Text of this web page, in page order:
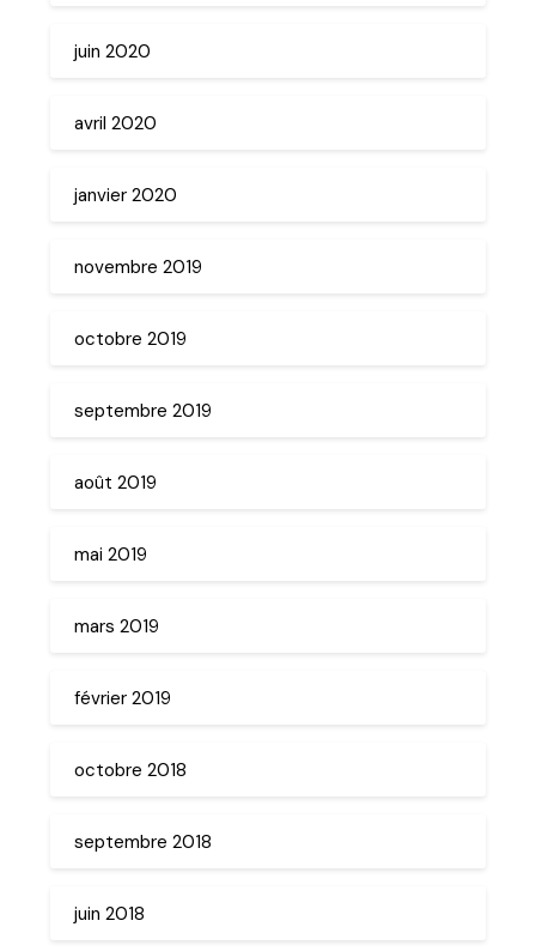
juin 2020
avril 2020
janvier 2020
novembre 2019
octobre 2019
septembre 2019
août 2019
mai 2019
mars 2019
février 2019
octobre 2018
septembre 2018
juin 2018